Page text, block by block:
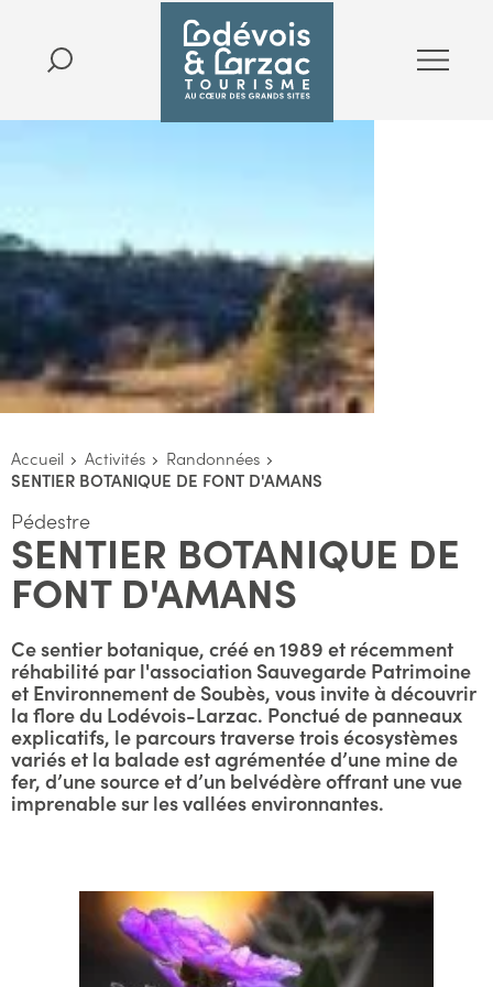
Accueil Activités
Randonnées
SENTIER BOTANIQUE DE FONT D'AMANS
Pédestre
SENTIER BOTANIQUE DE
FONT D'AMANS
Ce sentier botanique, créé en 1989 et récemment
réhabilité par l'association Sauvegarde Patrimoine
et Environnement de Soubès, vous invite à découvrir
la flore du Lodévois-Larzac. Ponctué de panneaux
explicatifs, le parcours traverse trois écosystèmes
variés et la balade est agrémentée d’une mine de
fer, d’une source et d’un belvédère offrant une vue
imprenable sur les vallées environnantes.